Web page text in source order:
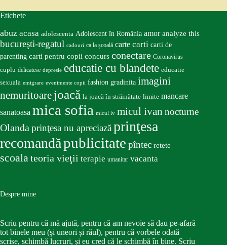
Etichete
abuz acasa adolescenta Adolescent în România amor analyze this
bucureşti-regatul cadouri ca la școală carte carti carti de
parenting carti pentru copii concurs conectare Coronavirus
cuplu delicatese depresie educatie cu blandete educatie
sexuala emigrare evenimente copii fashion gradinita imagini
nemuritoare joacă la joacă în străinătate limite mancare
sanatoasa mica sofia micul iv micul ivan nocturne
Olandaprinţesa nu apreciazăprinţesa
recomandăpublicitate pîntec retete
scoalateoria vieţii terapie umanitar vacanta
Despre mine
Scriu pentru că mă ajută, pentru că am nevoie să dau pe-afară
tot binele meu (și uneori și răul), pentru că vorbele odată
scrise, schimbă lucruri, și eu cred că le schimbă în bine. Scriu